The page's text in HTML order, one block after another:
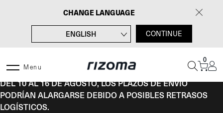
contenido
CHANGE LANGUAGE
ENGLISH
DEUTSCH
ITALIANO
CONTINUE
Menu
0
DEL 10 AL 16 DE AGOSTO, LOS PLAZOS DE ENVÍO
PODRÍAN ALARGARSE DEBIDO A POSIBLES RETRASOS
LOGÍSTICOS.